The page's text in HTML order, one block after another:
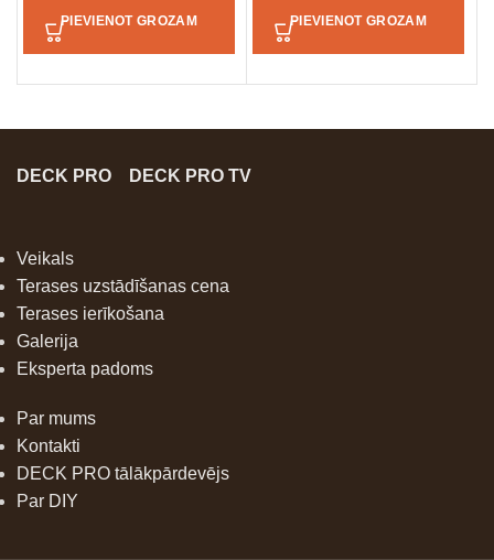
PIEVIENOT GROZAM PIEVIENOT GROZAM
DECK PRO DECK PRO TV
Veikals
Terases uzstādīšanas cena
Terases ierīkošana
Galerija
Eksperta padoms
Par mums
Kontakti
DECK PRO tālākpārdevējs
Par DIY